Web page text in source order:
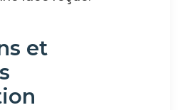
et